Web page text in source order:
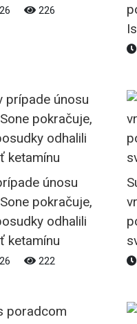
226
únosu
pokračuje,
odhalili
ketamínu
222